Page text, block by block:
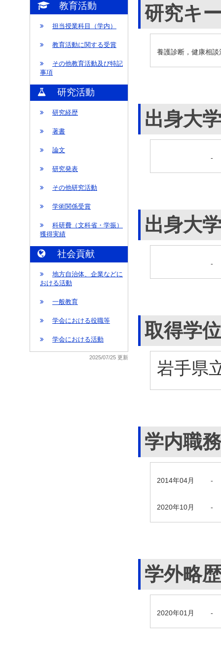
教育活動
担当授業科目（学内）
教育活動に関する受賞
その他教育活動及び特記
事項
研究活動
研究経歴
著書
論文
研究発表
その他研究活動
学術関係受賞
科研費（文科省・学振）
獲得実績
社会貢献
地方自治体、企業などに
おける活動
一般教育
学会における役職等
学会における活動
2025/07/25 更新
研究キ
養護診断，健康相
出身大学
-
出身大
-
取得学位
岩手県
学内職
2014年04月 -
2020年10月 -
学外略歴
2020年01月 -